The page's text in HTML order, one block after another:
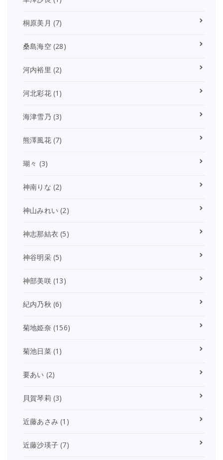
桐原美月 (7)
桑島海空(28)
河内裕里 (2)
河北彩花(1)
海津雪乃 (3)
熊澤風花(7)
瑚々 (3)
神南りな (2)
神山みれい (2)
神志那結衣 (5)
神谷明采(5)
神部美咲(13)
紀内乃秋 (6)
菊地姫奈 (156)
菊池日菜(1)
要あい (2)
貝賀琴莉 (3)
近藤あさみ (1)
近藤沙瑛子 (7)